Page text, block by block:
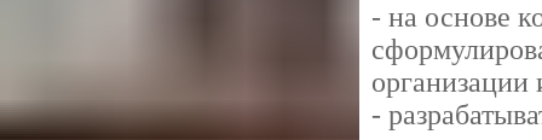
- на основе
организации
-